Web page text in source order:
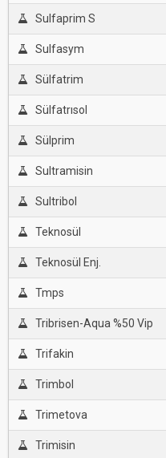
Sulfaprim S
Sulfasym
Sülfatrim
Sülfatrısol
Sülprim
Sultramisin
Sultribol
Teknosül
Teknosül Enj.
Tmps
Tribrisen-Aqua %50 Vip
Trifakin
Trimbol
Trimetova
Trimisin